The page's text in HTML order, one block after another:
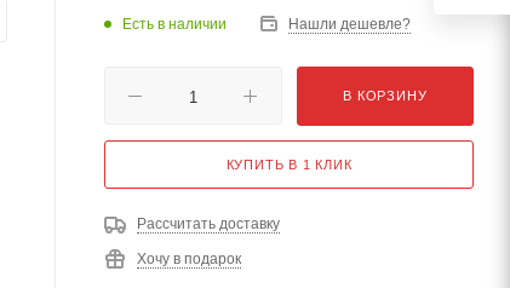
Есть в наличии Нашли дешевле?
В КОРЗИНУ
КУПИТЬ В 1 КЛИК
Рассчитать доставку
Хочу в подарок